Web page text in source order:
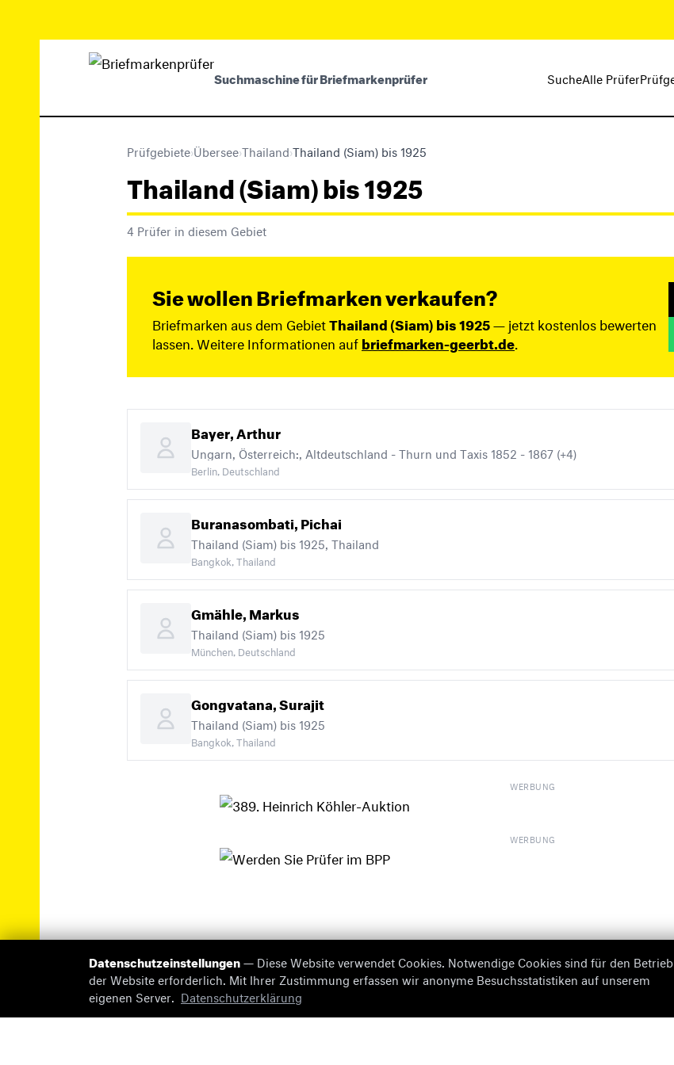
Suchmaschine für Briefmarkenprüfer SucheAlle Prüfer
Prüfgebiete›Übersee›Thailand›Thailand (Siam) bis 1925
Thailand (Siam) bis 1925
4 Prüfer in diesem Gebiet
Sie wollen Briefmarken verkaufen?
Briefmarken aus dem GebietThailand (Siam) bis 1925— jetzt kostenlos bewerten
lassen. Weitere Informationen aufbriefmarken-geerbt.de
Bayer, Arthur
Ungarn, Österreich:, Altdeutschland - Thurn und Taxis 1852 - 1867 (+4)
Berlin, Deutschland
Buranasombati, Pichai
Thailand (Siam) bis 1925, Thailand
Bangkok, Thailand
Gmähle, Markus
Thailand (Siam) bis 1925
München, Deutschland
Gongvatana, Surajit
Thailand (Siam) bis 1925
Bangkok, Thailand
WERBUNG
WERBUNG
© 2026 briefmarken-pruefer.de Fehlende
Datenschutzeinstellungen— Diese Website verwendet Cookies. Notwendige Cookies sind für den Betrieb
der Website erforderlich. Mit Ihrer Zustimmung erfassen wir anonyme Besuchsstatistiken auf unserem
eigenen Server.
Datenschutzerklärung